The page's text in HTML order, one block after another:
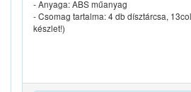
- Anyaga: ABS műanyag
- Csomag tartalma: 4 db dísztárcsa,
készlet!)